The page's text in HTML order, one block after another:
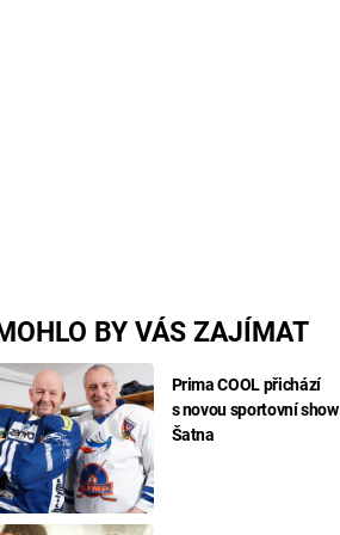
BY VÁS ZAJÍMAT
Prima COOL přichází
s novou sportovní show
Šatna